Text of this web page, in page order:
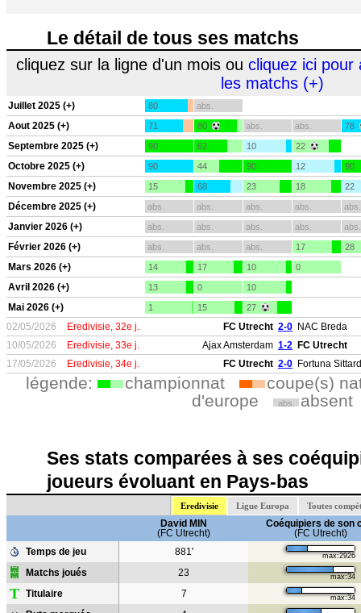
Le détail de tous ses matchs
cliquez sur la ligne d'un mois ou cliquez ici pour
les matchs (+)
Juillet 2025 (+) 80 abs.
Aout 2025 (+) 71 80 abs. abs. 78
Septembre 2025 (+) 90 62 10 22
Octobre 2025 (+) 90 44 90 12 90
Novembre 2025 (+) 15 68 23 18 22
Décembre 2025 (+) abs. abs. abs. abs. abs.
Janvier 2026 (+) abs. abs. abs. abs. abs.
Février 2026 (+) abs. abs. abs. 17 28
Mars 2026 (+) 14 17 10 0
Avril 2026 (+) 13 0 10
Mai 2026 (+) 1 15 27
02/05/2026 Eredivisie, 32e j. FC Utrecht 2-0 NAC Breda
10/05/2026
Eredivisie, 33e j. Ajax Amsterdam 1-2 FC Utrecht
17/05/2026
Eredivisie, 34e j. FC Utrecht 2-0 Fortuna Sittard
légende: championnat
coupe(s)
d'europe
abs. absent
Ses stats comparées à ses
joueurs évoluant en Pays-bas
Eredivisie Ligue Europa Toutes
David MIN
(FC Utrecht)
Coéquipiers de son
(FC Utrecht)
Temps de jeu
881' max:2926
Matchs joués 23 max:34
T Titulaire 7 max:34